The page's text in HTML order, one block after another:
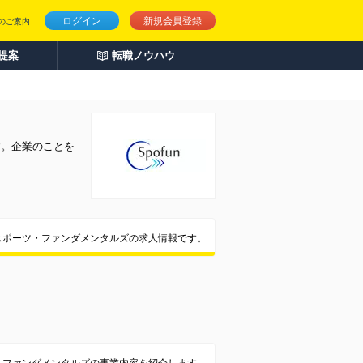
ログイン 新規会員登録
ご案内
案 転職ノウハウ
企業のことを
ーツ・ファンダメンタルズの求人情報です。